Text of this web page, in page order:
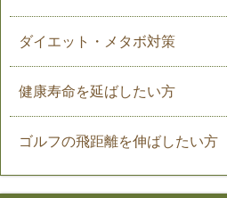
ダイエット・メタボ対策
健康寿命を延ばしたい方
ゴルフの飛距離を伸ばしたい方